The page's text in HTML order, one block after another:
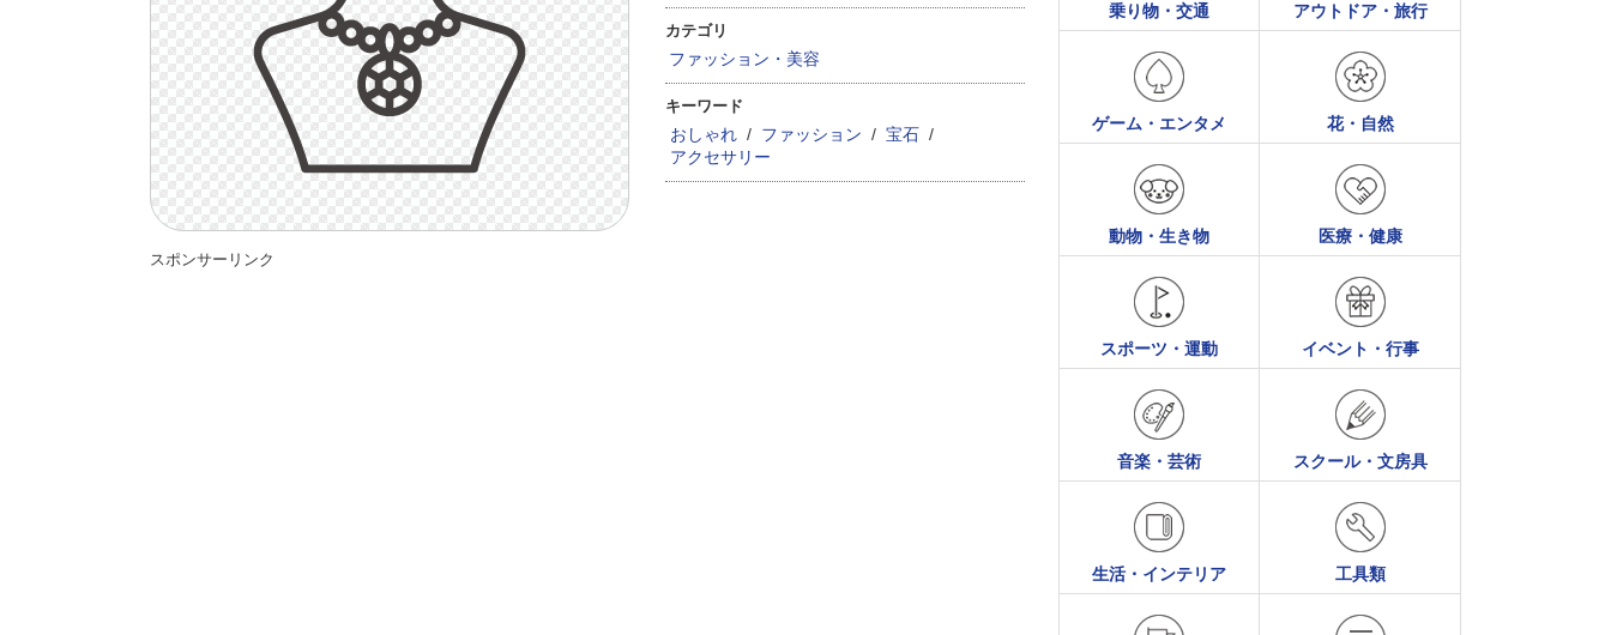
カテゴリ
ファッション・美容
キーワード
おしゃれ / ファッション / 宝石 /
アクセサリー
スポンサーリンク
乗り物・交通 アウトドア・旅行
ゲーム・エンタメ 花・自然
動物・生き物 医療・健康
スポーツ・運動 イベント・行事
音楽・芸術 スクール・文房具
生活・インテリア 工具類